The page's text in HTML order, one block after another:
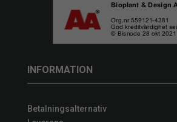
INFORMATION
Betalningsalternativ